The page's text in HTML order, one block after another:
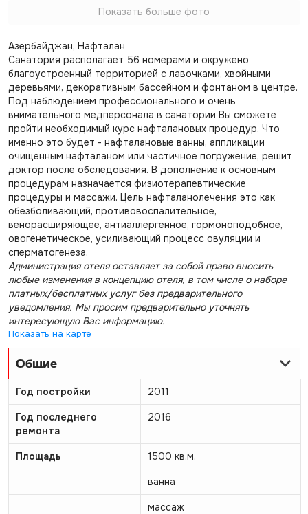
Показать больше фото
Азербайджан, Нафталан
Санатория располагает 56 номерами и окружено
благоустроенный территорией с лавочками, хвойными
деревьями, декоративным бассейном и фонтаном в центре.
Под наблюдением профессионального и очень
внимательного медперсонала в санатории Вы сможете
пройти необходимый курс нафталановых процедур. Что
именно это будет - нафталановые ванны, аппликации
очищенным нафталаном или частичное погружение, решит
доктор после обследования. В дополнение к основным
процедурам назначается физиотерапевтические
процедуры и массажи. Цель нафталанолечения это как
обезболивающий, противовоспалительное,
венорасширяющее, антиаллергенное, гормоноподобное,
овогенетическое, усиливающий процесс овуляции и
сперматогенеза.
Администрация отеля оставляет за собой право вносить
любые изменения в концепцию отеля, в том числе о наборе
платных/бесплатных услуг без предварительного
уведомления. Мы просим предварительно уточнять
интересующую Вас информацию.
Показать на карте
Общие
Год постройки 2011
Год последнего
ремонта
2016
Площадь 1500 кв.м.
ванна
массаж